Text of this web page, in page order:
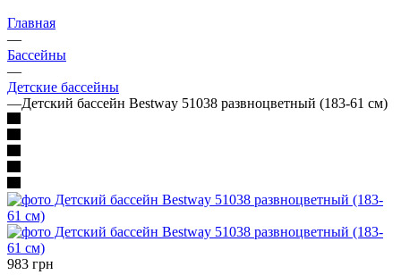
Главная
—
Бассейны
—
Детские бассейны
—Детский бассейн Bestway 51038 развноцветный (183-61 см)
983 грн